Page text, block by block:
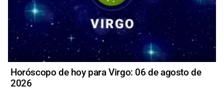
Horóscopo de hoy para Virgo: 06 de agosto de
2026